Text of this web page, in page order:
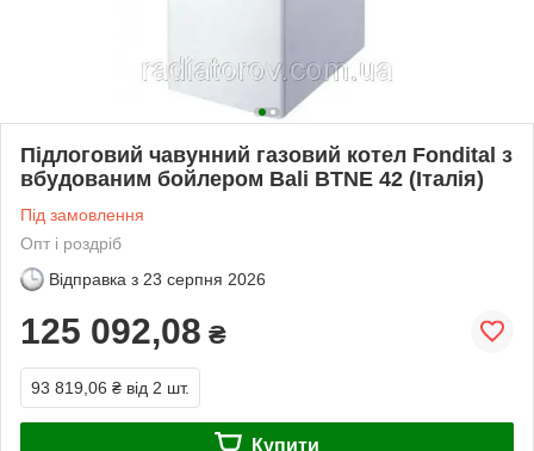
Підлоговий чавунний газовий котел Fondital з
вбудованим бойлером Bali BTNE 42 (Італія)
Під замовлення
Опт і роздріб
Відправка з 23 серпня 2026
125 092,08 ₴
93 819,06 ₴ від 2 шт.
Купити